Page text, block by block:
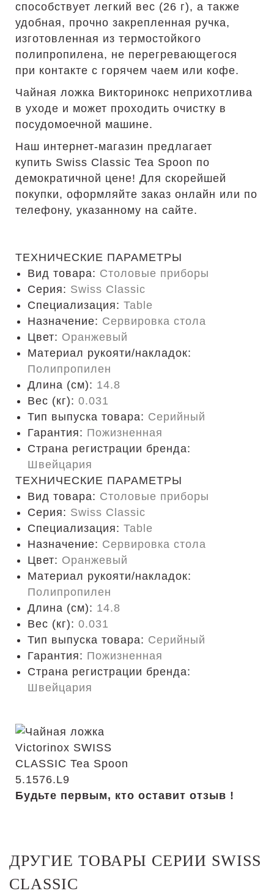
способствует легкий вес (26 г), а также
удобная, прочно закрепленная ручка,
изготовленная из термостойкого
полипропилена, не перегревающегося
при контакте с горячем чаем или кофе.
Чайная ложка Викторинокс неприхотлива
в уходе и может проходить очистку в
посудомоечной машине.
Наш интернет-магазин предлагает
купить Swiss Classic Tea Spoon по
демократичной цене! Для скорейшей
покупки, оформляйте заказ онлайн или по
телефону, указанному на сайте.
ТЕХНИЧЕСКИЕ ПАРАМЕТРЫ
Вид товара: Столовые приборы
Серия: Swiss Classic
Специализация: Table
Назначение: Сервировка стола
Цвет: Оранжевый
Материал рукояти/накладок:
Полипропилен
Длина (cм): 14.8
Вес (кг): 0.031
Тип выпуска товара: Серийный
Гарантия: Пожизненная
Страна регистрации бренда:
Швейцария
ТЕХНИЧЕСКИЕ ПАРАМЕТРЫ
Вид товара: Столовые приборы
Серия: Swiss Classic
Специализация: Table
Назначение: Сервировка стола
Цвет: Оранжевый
Материал рукояти/накладок:
Полипропилен
Длина (cм): 14.8
Вес (кг): 0.031
Тип выпуска товара: Серийный
Гарантия: Пожизненная
Страна регистрации бренда:
Швейцария
Будьте первым, кто оставит отзыв !
ДРУГИЕ ТОВАРЫ СЕРИИ SWISS
CLASSIC